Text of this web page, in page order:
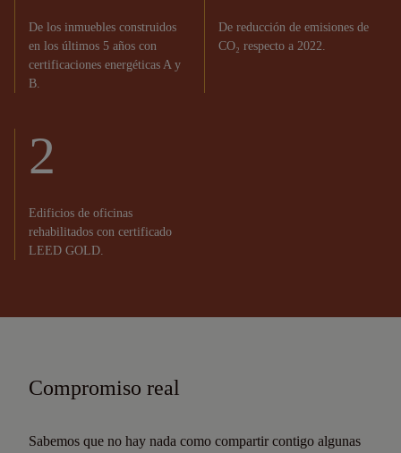
De los inmuebles construidos
en los últimos 5 años con
certificaciones energéticas A y
B.
De reducción de emisiones de
CO₂ respecto a 2022.
2
Edificios de oficinas
rehabilitados con certificado
LEED GOLD.
Compromiso real
Sabemos que no hay nada como compartir contigo algunas